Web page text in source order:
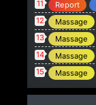
11 Report
12 Massage
13 Massage
14 Massage
15 Massage